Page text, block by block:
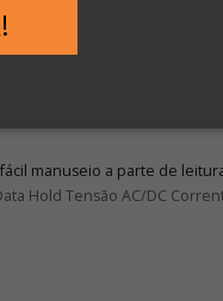
manuseio a parte de
Hold Tensão AC/DC